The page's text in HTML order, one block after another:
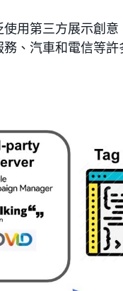
用第三方展示創
、汽車和電信等